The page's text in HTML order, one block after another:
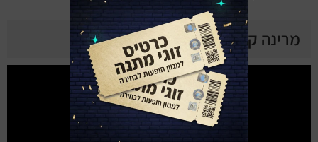
מרינה קושניר ביוטיוב